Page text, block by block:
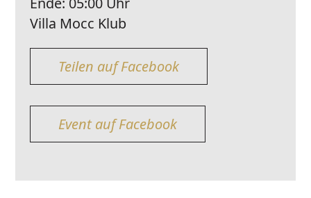
Villa Mocc Klub
Teilen auf Facebook
Event auf Facebook